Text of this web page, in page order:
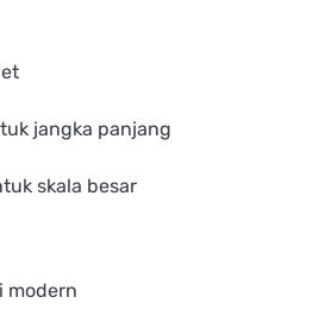
jangka panjang
skala besar
modern